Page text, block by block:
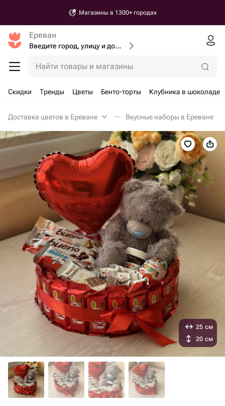
Магазины в 1300+ городах
Ереван
Введите город, улицу и дом доставки
Найти товары и магазины
Скидки Тренды Цветы Бенто-торты Клубника в шоколаде
Доставка цветов в Ереване Вкусные наборы в Ереване
25 см
20 см